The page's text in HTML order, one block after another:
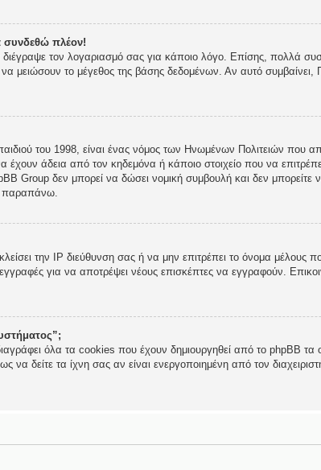
συνδεθώ πλέον!
διέγραψε τον λογαριασμό σας για κάποιο λόγο. Επίσης, πολλά
μειώσουν το μέγεθος της βάσης δεδομένων. Αν αυτό
του 1998, είναι ένας νόμος των Ηνωμένων Πολιτειών που
άδεια από τον κηδεμόνα ή κάποιο στοιχείο που να
Group δεν μπορεί να δώσει νομική συμβουλή και δεν μπορείτε
παραπάνω.
την IP διεύθυνση σας ή να μην επιτρέπει το όνομα
για να αποτρέψει νέους επισκέπτες να εγγραφούν.
όλα τα cookies που έχουν δημιουργηθεί από το phpBB τα
να δείτε τα ίχνη σας αν είναι ενεργοποιημένη από τον